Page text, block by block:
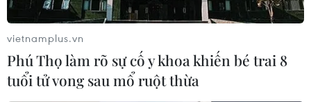
nộp phạt xử lý vi phạm hành chính...
vietnamplus.vn
Phú Thọ làm rõ sự cố y khoa khiến bé trai 8
tuổi tử vong sau mổ ruột thừa